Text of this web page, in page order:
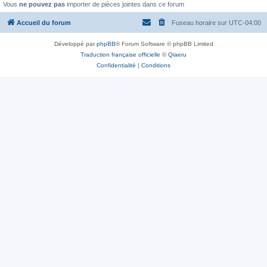
Vous ne pouvez pas importer de pièces jointes dans ce forum
Accueil du forum Fuseau horaire sur UTC-04:00
Développé parphpBB® Forum Software © phpBB Limited
Traduction française officielle ©Qiaeru
Confidentialité | Conditions